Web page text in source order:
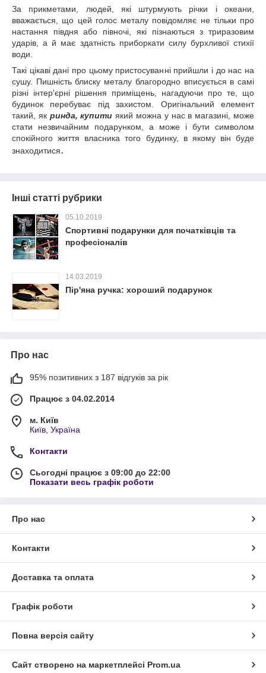
За прикметами, людей, які штурмують річки і океани,
вважається, що цей голос металу повідомляє не тільки про
настання півдня або півночі, які пізнаються з триразовим
ударів, а й має здатність приборкати силу бурхливої стихії
води.
Такі цікаві дані про цьому пристосуванні прийшли і до нас на
сушу. Пишність блиску металу благородно вписується в самі
різні інтер'єрні рішення приміщень, нагадуючи про те, що
будинок перебуває під захистом. Оригінальний елемент
такий, як ринда, купити який можна у нас в магазині, може
стати незвичайним подарунком, а може і бути символом
спокійного життя власника того будинку, в якому він буде
знаходитися.
Інші статті рубрики
05.10.2019
Спортивні подарунки для початківців та
професіоналів
14.03.2019
Пір'яна ручка: хороший подарунок
Про нас
95% позитивних з 187 відгуків за рік
Працює з 04.02.2014
м. Київ
Київ, Україна
Контакти
Сьогодні працює з 09:00 до 22:00
Показати весь графік роботи
Про нас
Контакти
Доставка та оплата
Графік роботи
Повна версія сайту
Сайт створено на маркетплейсі Prom.ua